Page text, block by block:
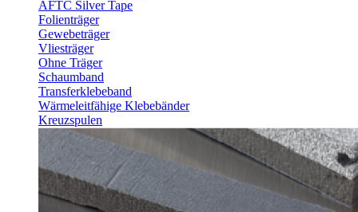
AFTC Silver Tape
Folienträger
Gewebeträger
Vliesträger
Ohne Träger
Schaumband
Transferklebeband
Wärmeleitfähige Klebebänder
Kreuzspulen